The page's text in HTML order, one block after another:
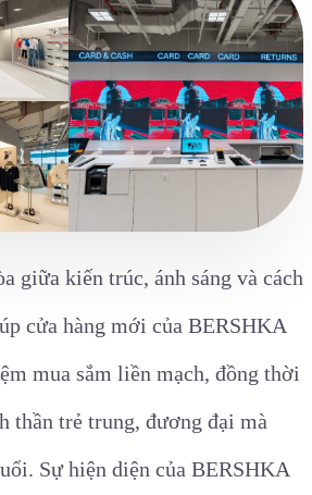
giữa kiến trúc, ánh sáng và cách
cửa hàng mới của BERSHKA
mua sắm liền mạch, đồng thời
thần trẻ trung, đương đại mà
Sự hiện diện của BERSHKA